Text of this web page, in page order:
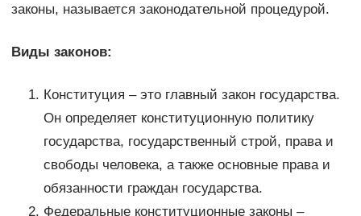
законы, называется законодательной процедурой.
Виды законов:
Конституция – это главный закон государства.
Он определяет конституционную политику
государства, государственный строй, права и
свободы человека, а также основные права и
обязанности граждан государства.
Федеральные конституционные законы –